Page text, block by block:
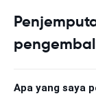
Apa yang saya